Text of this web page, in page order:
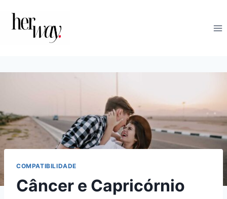
COMPATIBILIDADE
Câncer e Capricórnio